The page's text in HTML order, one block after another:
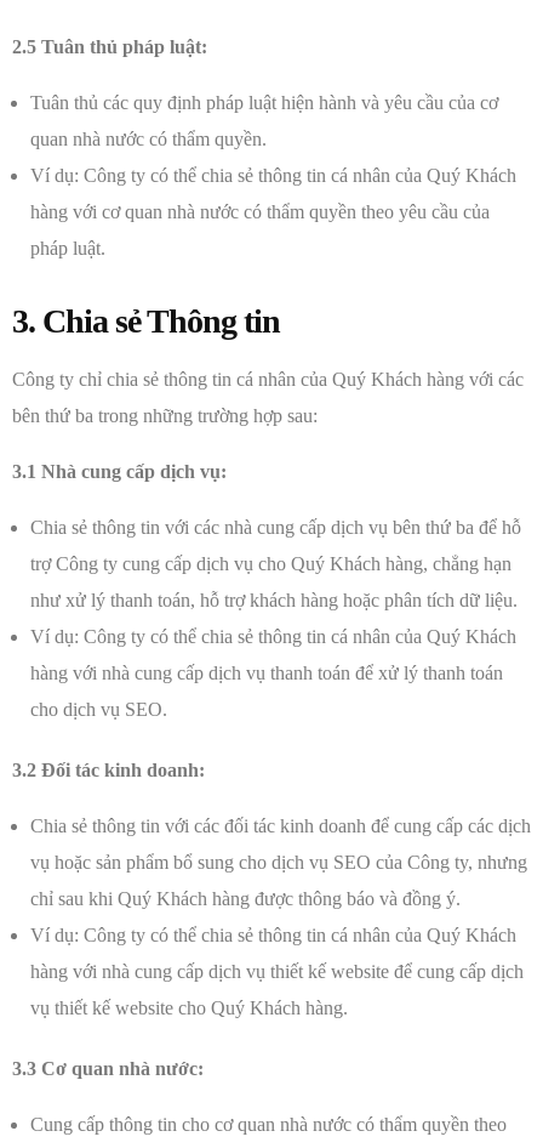
2.5 Tuân thủ pháp luật:
Tuân thủ các quy định pháp luật hiện hành và yêu cầu của cơ
quan nhà nước có thẩm quyền.
Ví dụ: Công ty có thể chia sẻ thông tin cá nhân của Quý Khách
hàng với cơ quan nhà nước có thẩm quyền theo yêu cầu của
pháp luật.
3. Chia sẻ Thông tin
Công ty chỉ chia sẻ thông tin cá nhân của Quý Khách hàng với các
bên thứ ba trong những trường hợp sau:
3.1 Nhà cung cấp dịch vụ:
Chia sẻ thông tin với các nhà cung cấp dịch vụ bên thứ ba để hỗ
trợ Công ty cung cấp dịch vụ cho Quý Khách hàng, chẳng hạn
như xử lý thanh toán, hỗ trợ khách hàng hoặc phân tích dữ liệu.
Ví dụ: Công ty có thể chia sẻ thông tin cá nhân của Quý Khách
hàng với nhà cung cấp dịch vụ thanh toán để xử lý thanh toán
cho dịch vụ SEO.
3.2 Đối tác kinh doanh:
Chia sẻ thông tin với các đối tác kinh doanh để cung cấp các dịch
vụ hoặc sản phẩm bổ sung cho dịch vụ SEO của Công ty, nhưng
chỉ sau khi Quý Khách hàng được thông báo và đồng ý.
Ví dụ: Công ty có thể chia sẻ thông tin cá nhân của Quý Khách
hàng với nhà cung cấp dịch vụ thiết kế website để cung cấp dịch
vụ thiết kế website cho Quý Khách hàng.
3.3 Cơ quan nhà nước:
Cung cấp thông tin cho cơ quan nhà nước có thẩm quyền theo